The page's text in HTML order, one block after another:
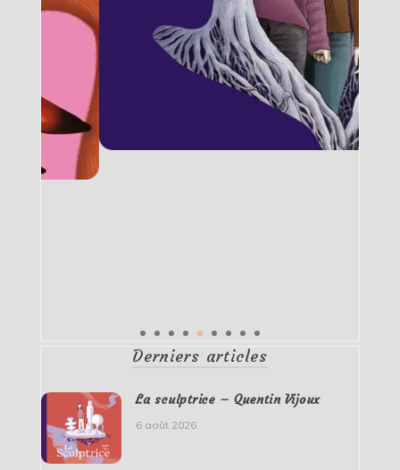
Derniers articles
La sculptrice – Quentin Vijoux
6 août 2026